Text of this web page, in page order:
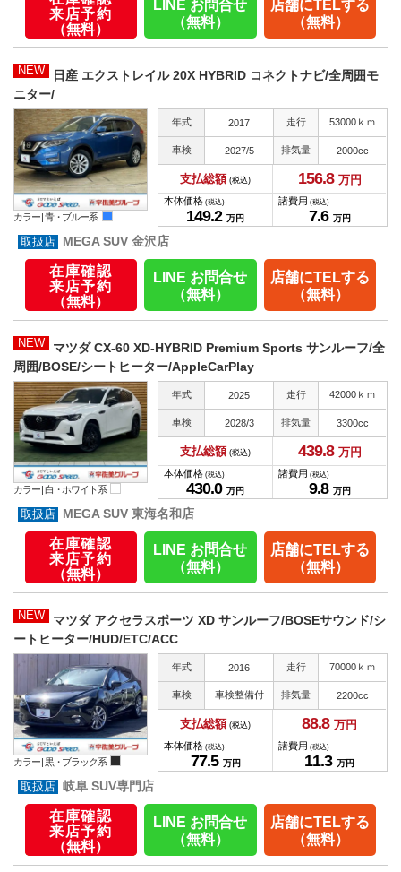
来店予約
（無料）
LINE お問合せ
（無料）
店舗にTELする
（無料）
NEW
日産 エクストレイル 20X HYBRID コネクトナビ/全周囲モ
ニター/
カラー |青・ブルー系
年式 2017 走行 53000ｋｍ
車検 2027/5 排気量 2000cc
支払総額 (税込) 156.8 万円
本体価格 (税込)
149.2 万円
諸費用 (税込)
7.6 万円
MEGA SUV 金沢店
在庫確認
来店予約
（無料）
LINE お問合せ
（無料）
店舗にTELする
（無料）
NEW
マツダ CX-60 XD-HYBRID Premium Sports サンルーフ/全
周囲/BOSE/シートヒーター/AppleCarPlay
カラー |白・ホワイト系
年式 2025 走行 42000ｋｍ
車検 2028/3 排気量 3300cc
支払総額 (税込) 439.8 万円
本体価格 (税込)
430.0 万円
諸費用 (税込)
9.8 万円
MEGA SUV 東海名和店
在庫確認
来店予約
（無料）
LINE お問合せ
（無料）
店舗にTELする
（無料）
NEW
マツダ アクセラスポーツ XD サンルーフ/BOSEサウンド/シ
ートヒーター/HUD/ETC/ACC
カラー |黒・ブラック系
年式 2016 走行 70000ｋｍ
車検 車検整備付 排気量 2200cc
支払総額 (税込) 88.8 万円
本体価格 (税込)
77.5 万円
諸費用 (税込)
11.3 万円
岐阜 SUV専門店
在庫確認
来店予約
（無料）
LINE お問合せ
（無料）
店舗にTELする
（無料）